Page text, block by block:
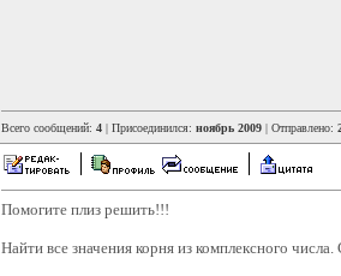
Всего сообщений: 4 | Присоединился: ноябрь 2009 | Отправлено:
Помогите плиз решить!!!
Найти все значения корня из комплексного